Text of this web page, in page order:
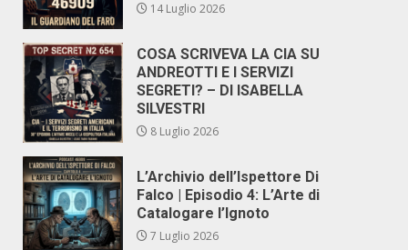
14 Luglio 2026
COSA SCRIVEVA LA CIA SU
ANDREOTTI E I SERVIZI
SEGRETI? – DI ISABELLA
SILVESTRI
8 Luglio 2026
L’Archivio dell’Ispettore Di
Falco | Episodio 4: L’Arte di
Catalogare l’Ignoto
7 Luglio 2026